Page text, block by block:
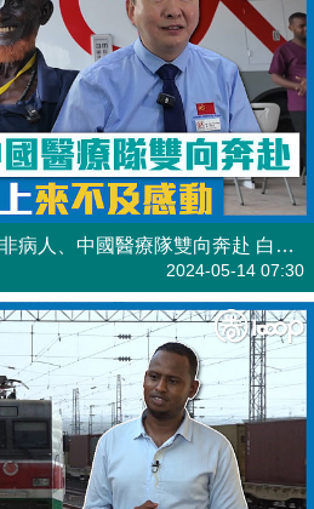
【短片】【光明之路】 東非病人、中國醫療隊雙向奔赴 白內障手術台上來不及感動
2024-05-14 07:30